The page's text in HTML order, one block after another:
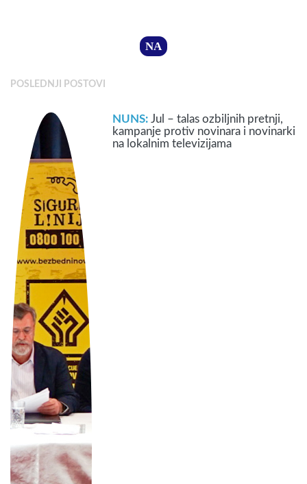
NA
POSLEDNJI POSTOVI
NUNS:Jul – talas ozbiljnih pretnji,
kampanje protiv novinara i novinarki
na lokalnim televizijama